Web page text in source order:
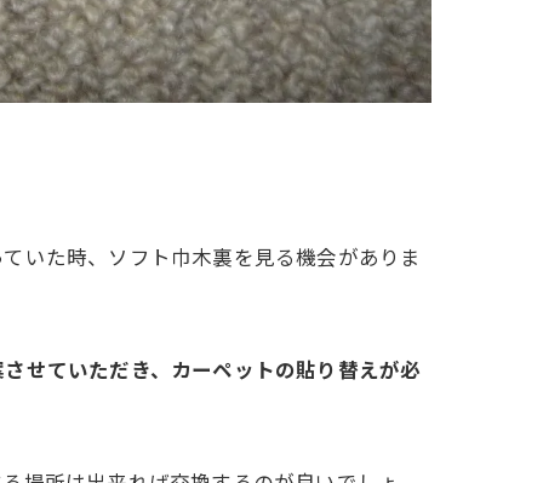
いた時、ソフト巾木裏を見る機会がありま
せていただき、カーペットの貼り替えが必